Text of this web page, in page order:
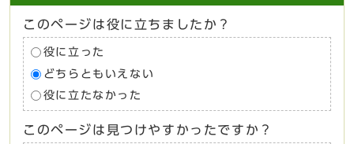
このページは役に立ちましたか？
役に立った
どちらともいえない
役に立たなかった
このページは見つけやすかったですか？